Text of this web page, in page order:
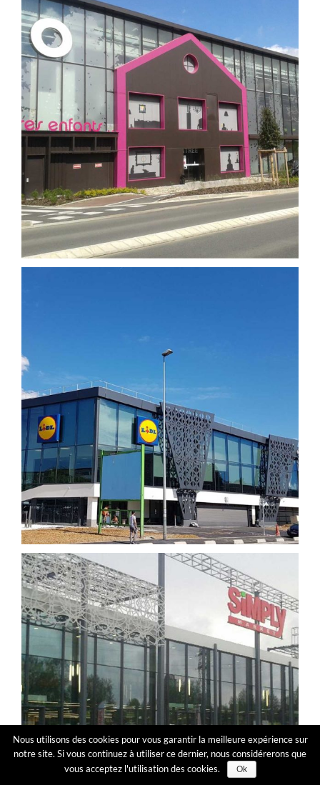
Nous utilisons des cookies pour vous garantir la meilleure expérience sur
notre site. Si vous continuez à utiliser ce dernier, nous considérerons que
vous acceptez l'utilisation des cookies.
Ok